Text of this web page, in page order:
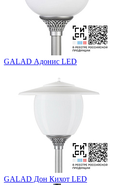
GALAD Адонис LED
GALAD Дон Кихот LED